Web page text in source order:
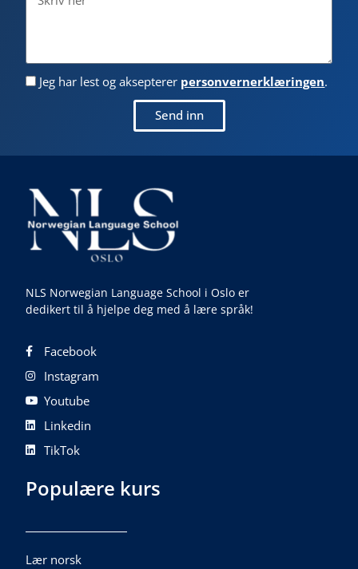
Jeg har lest og aksepterer personvernerklæringen.
Send inn
NLS Norwegian Language School i Oslo er
dedikert til å hjelpe deg med å lære språk!
Facebook
Instagram
Youtube
Linkedin
TikTok
Populære kurs
Lær norsk